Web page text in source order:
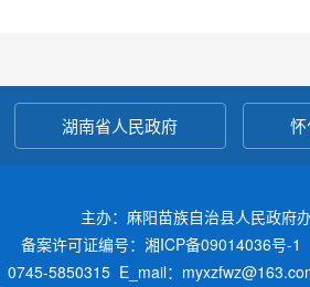
湖南省人民政府
主办：麻阳苗族自治县人民政
备案许可证编号：湘ICP备09014036号-1
0745-5850315 E_mail：